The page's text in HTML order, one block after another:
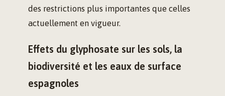
des restrictions plus importantes que celles
actuellement en vigueur.
Effets du glyphosate sur les sols, la
biodiversité et les eaux de surface
espagnoles